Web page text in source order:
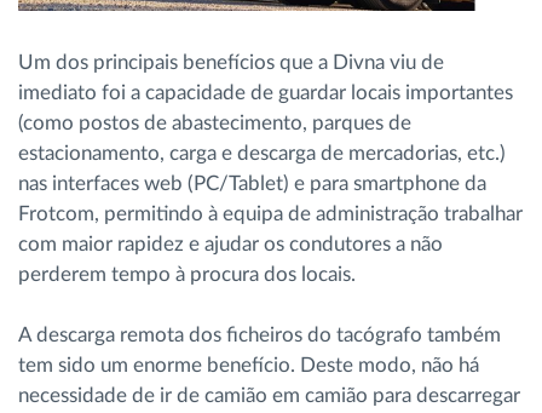
Um dos principais benefícios que a Divna viu de
imediato foi a capacidade de guardar locais importantes
(como postos de abastecimento, parques de
estacionamento, carga e descarga de mercadorias, etc.)
nas interfaces web (PC/Tablet) e para smartphone da
Frotcom, permitindo à equipa de administração trabalhar
com maior rapidez e ajudar os condutores a não
perderem tempo à procura dos locais.
A descarga remota dos ficheiros do tacógrafo também
tem sido um enorme benefício. Deste modo, não há
necessidade de ir de camião em camião para descarregar